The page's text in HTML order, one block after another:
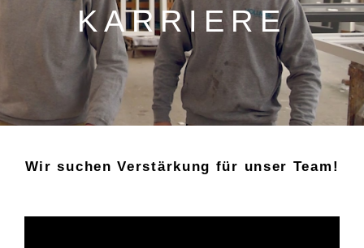
KARRIERE
Wir suchen Verstärkung für unser Team!